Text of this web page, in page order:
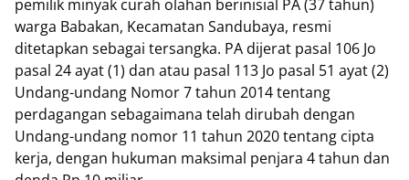
pemilik minyak curah olahan berinisial PA (37 tahun)
warga Babakan, Kecamatan Sandubaya, resmi
ditetapkan sebagai tersangka. PA dijerat pasal 106 Jo
pasal 24 ayat (1) dan atau pasal 113 Jo pasal 51 ayat (2)
Undang-undang Nomor 7 tahun 2014 tentang
perdagangan sebagaimana telah dirubah dengan
Undang-undang nomor 11 tahun 2020 tentang cipta
kerja, dengan hukuman maksimal penjara 4 tahun dan